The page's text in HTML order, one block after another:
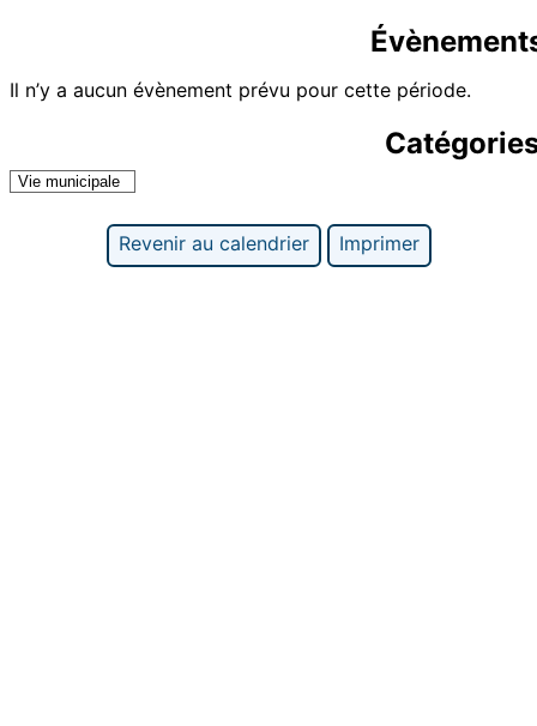
Il n’y a aucun évènement prévu pour cette période.
Vie municipale
Revenir au calendrier Imprimer